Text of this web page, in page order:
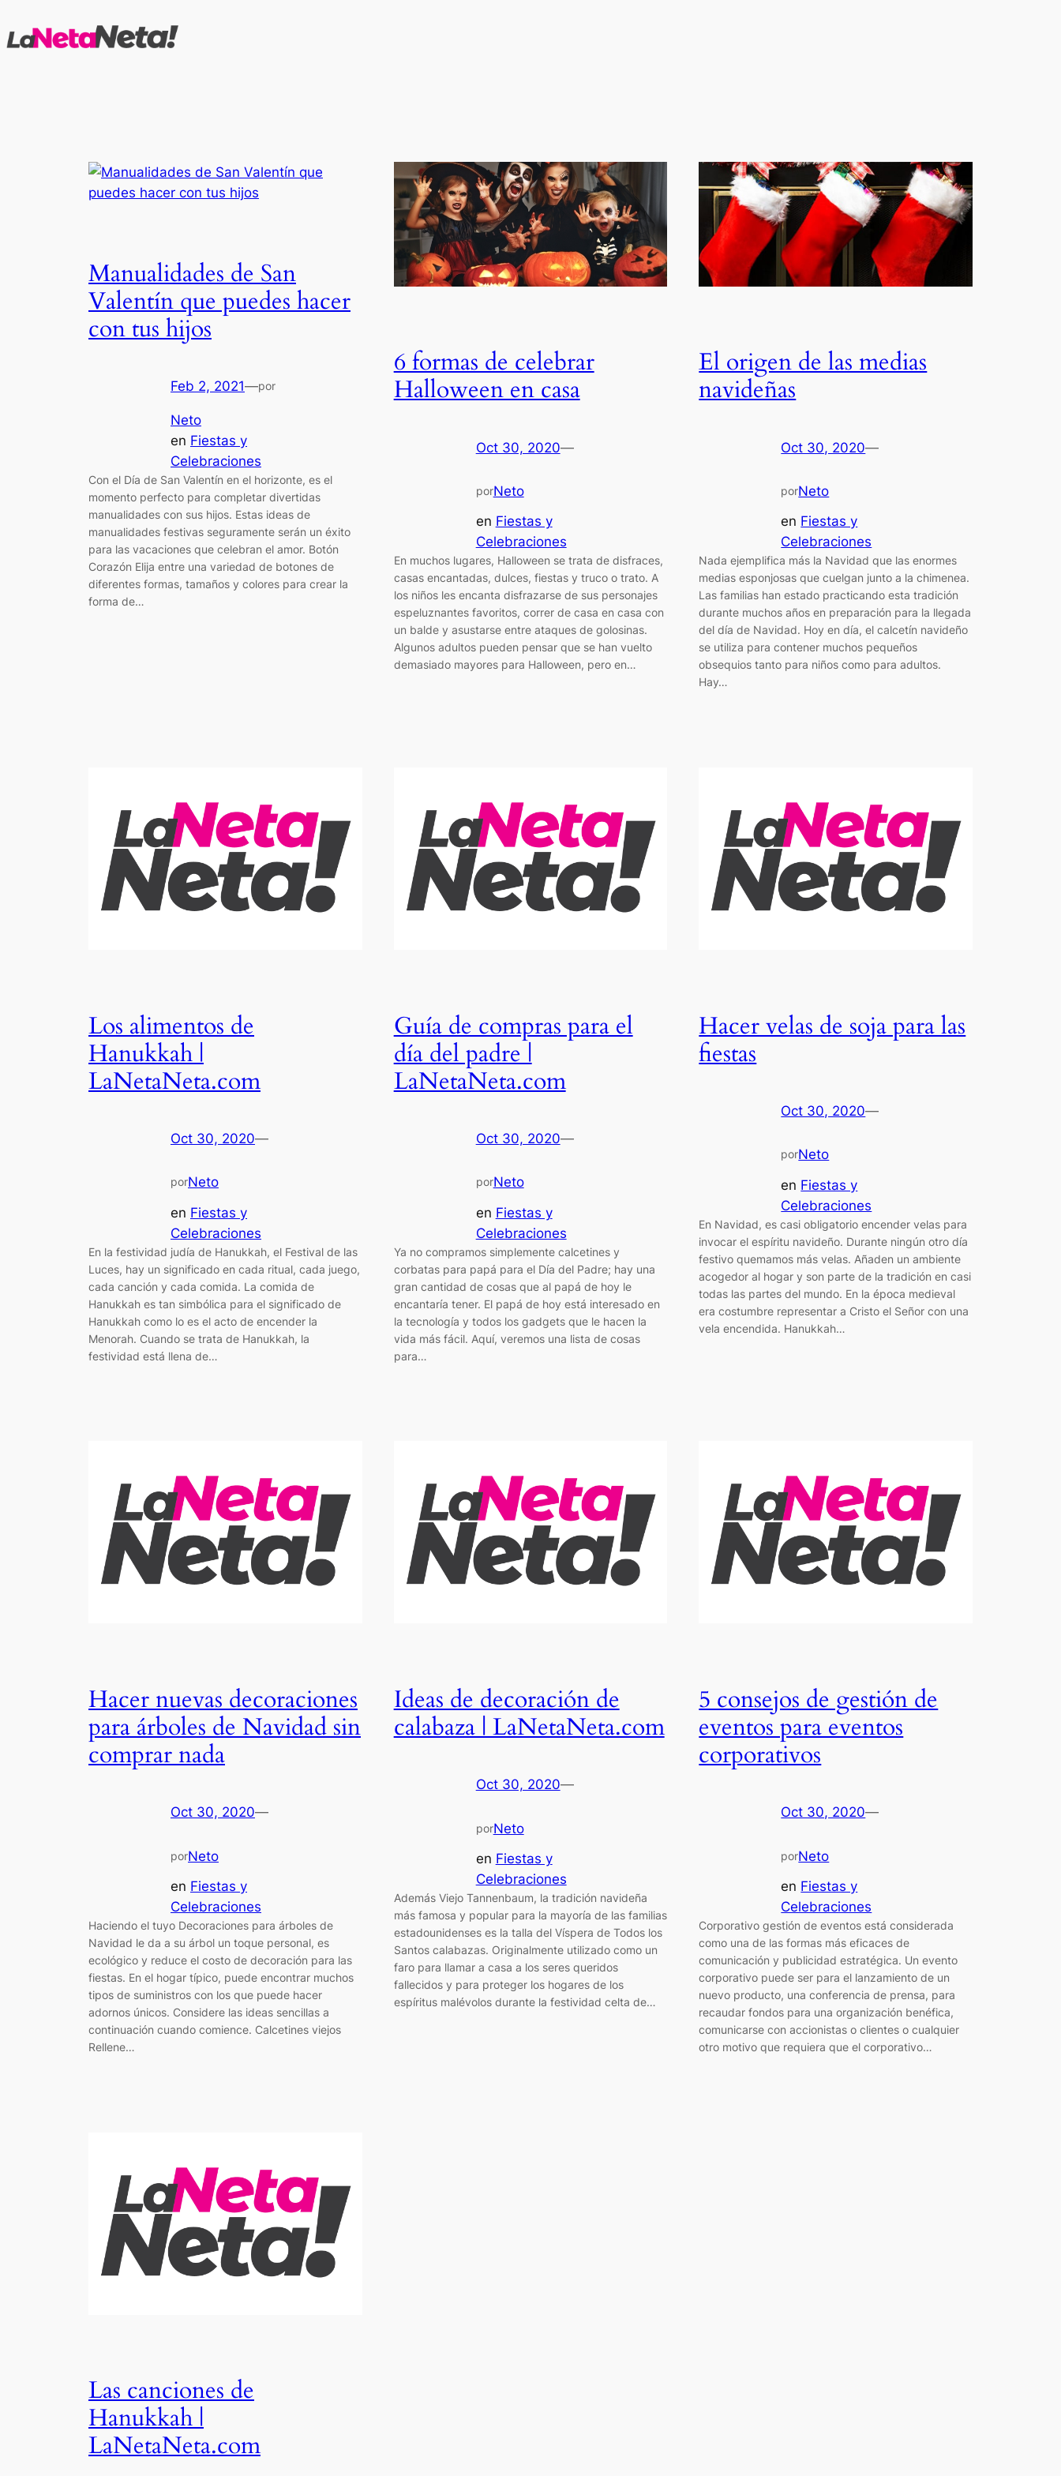
al
Manualidades de San
Valentín que puedes hacer
con tus hijos
Feb 2, 2021—por
Neto
en Fiestas y
Celebraciones
Con el Día de San Valentín en el horizonte, es el
momento perfecto para completar divertidas
manualidades con sus hijos. Estas ideas de
manualidades festivas seguramente serán un éxito
para las vacaciones que celebran el amor. Botón
Corazón Elija entre una variedad de botones de
diferentes formas, tamaños y colores para crear la
forma de…
6 formas de celebrar
Halloween en casa
Oct 30, 2020—
porNeto
en Fiestas y
Celebraciones
En muchos lugares, Halloween se trata de disfraces,
casas encantadas, dulces, fiestas y truco o trato. A
los niños les encanta disfrazarse de sus personajes
espeluznantes favoritos, correr de casa en casa con
un balde y asustarse entre ataques de golosinas.
Algunos adultos pueden pensar que se han vuelto
demasiado mayores para Halloween, pero en…
El origen de las medias
navideñas
Oct 30, 2020—
porNeto
en Fiestas y
Celebraciones
Nada ejemplifica más la Navidad que las enormes
medias esponjosas que cuelgan junto a la chimenea.
Las familias han estado practicando esta tradición
durante muchos años en preparación para la llegada
del día de Navidad. Hoy en día, el calcetín navideño
se utiliza para contener muchos pequeños
obsequios tanto para niños como para adultos.
Hay…
Los alimentos de
Hanukkah |
LaNetaNeta.com
Oct 30, 2020—
porNeto
en Fiestas y
Celebraciones
En la festividad judía de Hanukkah, el Festival de las
Luces, hay un significado en cada ritual, cada juego,
cada canción y cada comida. La comida de
Hanukkah es tan simbólica para el significado de
Hanukkah como lo es el acto de encender la
Menorah. Cuando se trata de Hanukkah, la
festividad está llena de…
Guía de compras para el
día del padre |
LaNetaNeta.com
Oct 30, 2020—
porNeto
en Fiestas y
Celebraciones
Ya no compramos simplemente calcetines y
corbatas para papá para el Día del Padre; hay una
gran cantidad de cosas que al papá de hoy le
encantaría tener. El papá de hoy está interesado en
la tecnología y todos los gadgets que le hacen la
vida más fácil. Aquí, veremos una lista de cosas
para…
Hacer velas de soja para las
fiestas
Oct 30, 2020—
porNeto
en Fiestas y
Celebraciones
En Navidad, es casi obligatorio encender velas para
invocar el espíritu navideño. Durante ningún otro día
festivo quemamos más velas. Añaden un ambiente
acogedor al hogar y son parte de la tradición en casi
todas las partes del mundo. En la época medieval
era costumbre representar a Cristo el Señor con una
vela encendida. Hanukkah…
Hacer nuevas decoraciones
para árboles de Navidad sin
comprar nada
Oct 30, 2020—
porNeto
en Fiestas y
Celebraciones
Haciendo el tuyo Decoraciones para árboles de
Navidad le da a su árbol un toque personal, es
ecológico y reduce el costo de decoración para las
fiestas. En el hogar típico, puede encontrar muchos
tipos de suministros con los que puede hacer
adornos únicos. Considere las ideas sencillas a
continuación cuando comience. Calcetines viejos
Rellene…
Ideas de decoración de
calabaza | LaNetaNeta.com
Oct 30, 2020—
porNeto
en Fiestas y
Celebraciones
Además Viejo Tannenbaum, la tradición navideña
más famosa y popular para la mayoría de las familias
estadounidenses es la talla del Víspera de Todos los
Santos calabazas. Originalmente utilizado como un
faro para llamar a casa a los seres queridos
fallecidos y para proteger los hogares de los
espíritus malévolos durante la festividad celta de…
5 consejos de gestión de
eventos para eventos
corporativos
Oct 30, 2020—
porNeto
en Fiestas y
Celebraciones
Corporativo gestión de eventos está considerada
como una de las formas más eficaces de
comunicación y publicidad estratégica. Un evento
corporativo puede ser para el lanzamiento de un
nuevo producto, una conferencia de prensa, para
recaudar fondos para una organización benéfica,
comunicarse con accionistas o clientes o cualquier
otro motivo que requiera que el corporativo…
Las canciones de
Hanukkah |
LaNetaNeta.com